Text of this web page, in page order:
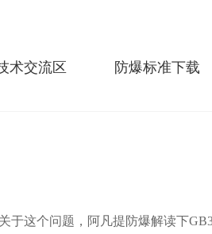
术交流区 防爆标准下载